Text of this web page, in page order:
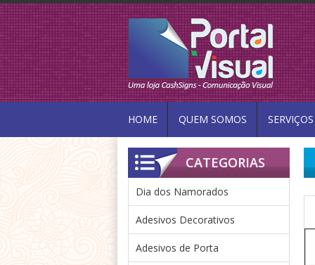
HOME QUEM SOMOS
CATEGORIAS
Dia dos Namorados
Adesivos Decorativos
Adesivos de Porta